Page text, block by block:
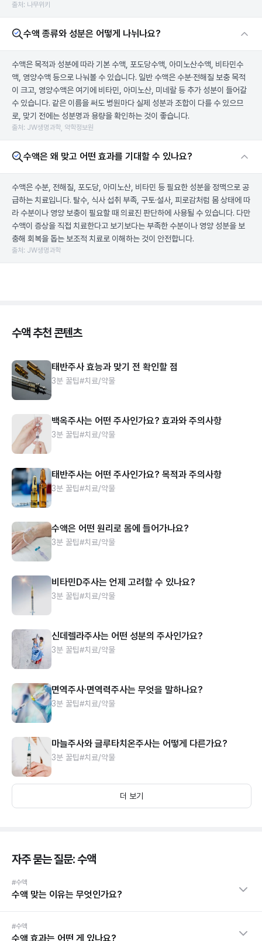
출처: 나무위키
수액 종류와 성분은 어떻게 나뉘나요?
수액은 목적과 성분에 따라 기본 수액, 포도당수액, 아미노산수액, 비타민수
액, 영양수액 등으로 나눠볼 수 있습니다. 일반 수액은 수분·전해질 보충 목적
이 크고, 영양수액은 여기에 비타민, 아미노산, 미네랄 등 추가 성분이 들어갈
수 있습니다. 같은 이름을 써도 병원마다 실제 성분과 조합이 다를 수 있으므
로, 맞기 전에는 성분명과 용량을 확인하는 것이 좋습니다.
출처: JW생명과학, 약학정보원
수액은 왜 맞고 어떤 효과를 기대할 수 있나요?
수액은 수분, 전해질, 포도당, 아미노산, 비타민 등 필요한 성분을 정맥으로 공
급하는 치료입니다. 탈수, 식사 섭취 부족, 구토·설사, 피로감처럼 몸 상태에 따
라 수분이나 영양 보충이 필요할 때 의료진 판단하에 사용될 수 있습니다. 다만
수액이 증상을 직접 치료한다고 보기보다는 부족한 수분이나 영양 성분을 보
충해 회복을 돕는 보조적 치료로 이해하는 것이 안전합니다.
출처: JW생명과학
수액 추천 콘텐츠
태반주사 효능과 맞기 전 확인할 점
3분 꿀팁#치료/약물
백옥주사는 어떤 주사인가요? 효과와 주의사항
3분 꿀팁#치료/약물
태반주사는 어떤 주사인가요? 목적과 주의사항
3분 꿀팁#치료/약물
수액은 어떤 원리로 몸에 들어가나요?
3분 꿀팁#치료/약물
비타민D주사는 언제 고려할 수 있나요?
3분 꿀팁#치료/약물
신데렐라주사는 어떤 성분의 주사인가요?
3분 꿀팁#치료/약물
면역주사·면역력주사는 무엇을 말하나요?
3분 꿀팁#치료/약물
마늘주사와 글루타치온주사는 어떻게 다른가요?
3분 꿀팁#치료/약물
더 보기
자주 묻는 질문: 수액
#수액
수액 맞는 이유는 무엇인가요?
#수액
수액 효과는 어떤 게 있나요?